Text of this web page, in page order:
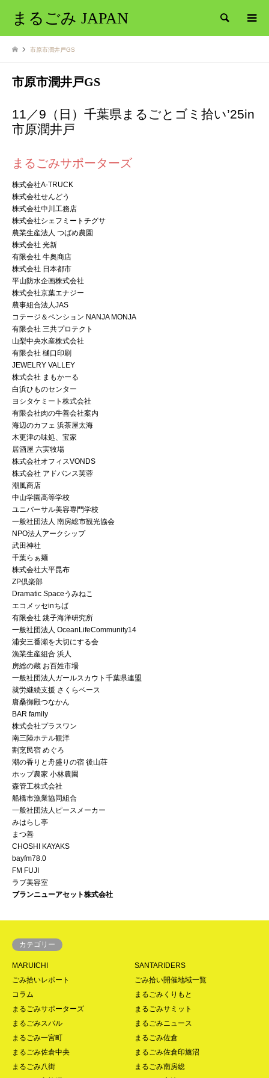
まるごみ JAPAN 検索
市原市潤井戸GS
市原市潤井戸GS
11／9（日）千葉県まるごとゴミ拾い’25in
市原潤井戸
まるごみサポーターズ
株式会社A-TRUCK
株式会社せんどう
株式会社中川工務店
株式会社シェフミートチグサ
農業生産法人 つばめ農園
株式会社 光新
有限会社 牛奥商店
株式会社 日本都市
平山防水企画株式会社
株式会社京葉エナジー
農事組合法人JAS
コテージ＆ペンション NANJA MONJA
有限会社 三共プロテクト
山梨中央水産株式会社
有限会社 樋口印刷
JEWELRY VALLEY
株式会社 まもかーる
白浜ひものセンター
ヨシタケミート株式会社
有限会社肉の牛善会社案内
海辺のカフェ 浜茶屋太海
木更津の味処、宝家
居酒屋 六実牧場
株式会社オフィスVONDS
株式会社 アドバンス芙蓉
潮風商店
中山学園高等学校
ユニバーサル美容専門学校
一般社団法人 南房総市観光協会
NPO法人アークシップ
武田神社
千葉らぁ麺
株式会社大平昆布
ZP倶楽部
Dramatic Spaceうみねこ
エコメッセinちば
有限会社 銚子海洋研究所
一般社団法人 OceanLifeCommunity14
浦安三番瀬を大切にする会
漁業生産組合 浜人
房総の蔵 お百姓市場
一般社団法人ガールスカウト千葉県連盟
就労継続支援 さくらベース
唐桑御殿つなかん
BAR family
株式会社プラスワン
南三陸ホテル観洋
割烹民宿 めぐろ
潮の香りと舟盛りの宿 後山荘
ホップ農家 小林農園
森管工株式会社
船橋市漁業協同組合
一般社団法人ピースメーカー
みはらし亭
まつ善
CHOSHI KAYAKS
bayfm78.0
FM FUJI
ラブ美容室
ブランニューアセット株式会社
カテゴリー
MARUICHI
SANTARIDERS
ごみ拾いレポート
ごみ拾い開催地域一覧
コラム
まるごみくりもと
まるごみサポーターズ
まるごみサミット
まるごみスバル
まるごみニュース
まるごみ一宮町
まるごみ佐倉
まるごみ佐倉中央
まるごみ佐倉印旛沼
まるごみ八街
まるごみ南房総